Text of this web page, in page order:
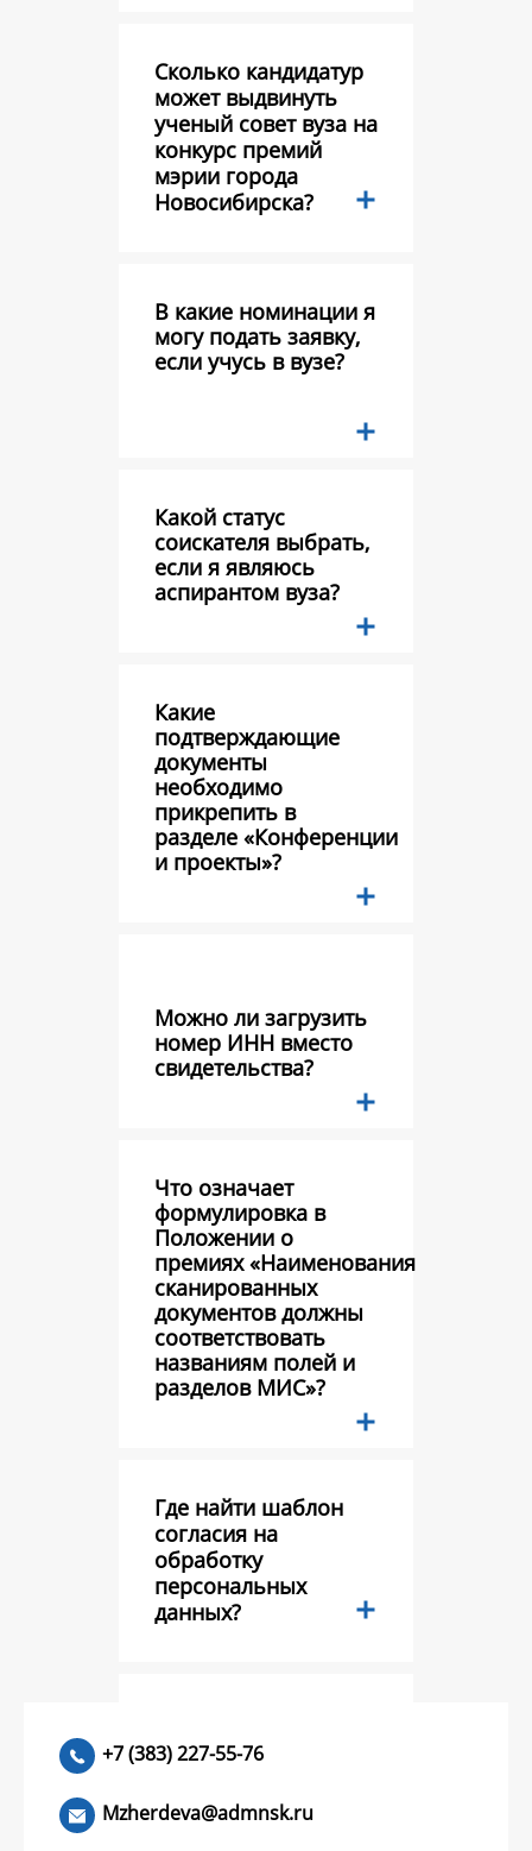
Сколько кандидатур
может выдвинуть
ученый совет вуза на
конкурс премий
мэрии города
Новосибирска?
В какие номинации я
могу подать заявку,
если учусь в вузе?
Какой статус
соискателя выбрать,
если я являюсь
аспирантом вуза?
Какие
подтверждающие
документы
необходимо
прикрепить в
разделе «Конференции
и проекты»?
Можно ли загрузить
номер ИНН вместо
свидетельства?
Что означает
формулировка в
Положении о
премиях «Наименования
сканированных
документов должны
соответствовать
названиям полей и
разделов МИС»?
Где найти шаблон
согласия на
обработку
персональных
данных?
+7 (383) 227-55-76
Mzherdeva@admnsk.ru